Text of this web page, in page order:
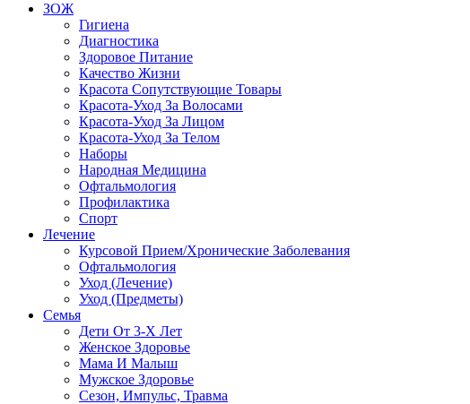
ЗОЖ
Гигиена
Диагностика
Здоровое Питание
Качество Жизни
Красота Сопутствующие Товары
Красота-Уход За Волосами
Красота-Уход За Лицом
Красота-Уход За Телом
Наборы
Народная Медицина
Офтальмология
Профилактика
Спорт
Лечение
Курсовой Прием/Хронические Заболевания
Офтальмология
Уход (Лечение)
Уход (Предметы)
Семья
Дети От 3-Х Лет
Женское Здоровье
Мама И Малыш
Мужское Здоровье
Сезон, Импульс, Травма